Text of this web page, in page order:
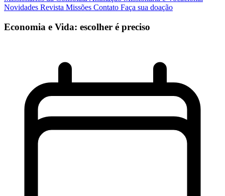
Novidades Revista Missões Contato Faça sua doação
Economia e Vida: escolher é preciso